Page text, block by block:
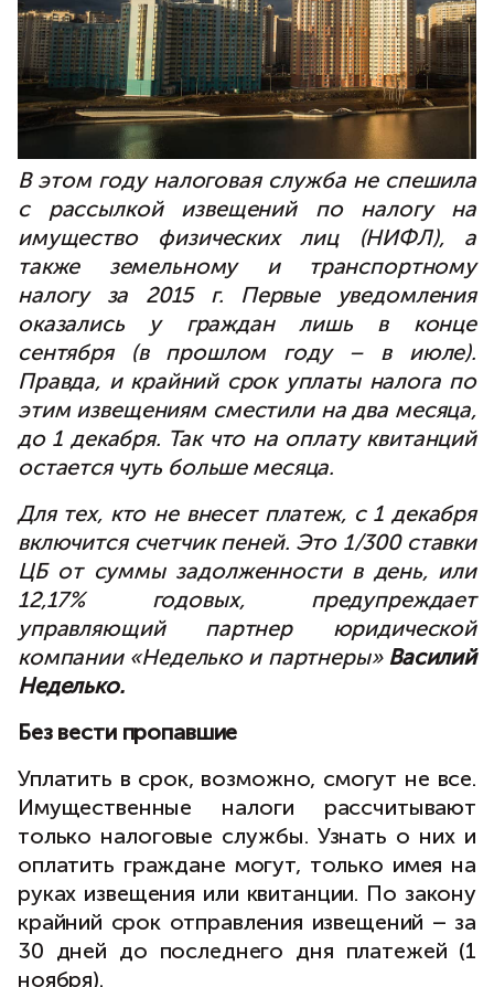
В этом году налоговая служба не спешила
с рассылкой извещений по налогу на
имущество физических лиц (НИФЛ), а
также земельному и транспортному
налогу за 2015 г. Первые уведомления
оказались у граждан лишь в конце
сентября (в прошлом году – в июле).
Правда, и крайний срок уплаты налога по
этим извещениям сместили на два месяца,
до 1 декабря. Так что на оплату квитанций
остается чуть больше месяца.
Для тех, кто не внесет платеж, с 1 декабря
включится счетчик пеней. Это 1/300 ставки
ЦБ от суммы задолженности в день, или
12,17% годовых, предупреждает
управляющий партнер юридической
компании «Неделько и партнеры» Василий
Неделько.
Без вести пропавшие
Уплатить в срок, возможно, смогут не все.
Имущественные налоги рассчитывают
только налоговые службы. Узнать о них и
оплатить граждане могут, только имея на
руках извещения или квитанции. По закону
крайний срок отправления извещений – за
30 дней до последнего дня платежей (1
ноября).